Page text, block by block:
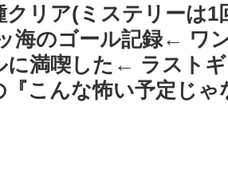
リア(ミステリーは1
海のゴール記録← ワ
に満喫した← ラスト
こんな怖い予定じ